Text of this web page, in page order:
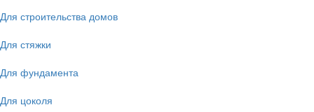
Для строительства домов
Для стяжки
Для фундамента
Для цоколя